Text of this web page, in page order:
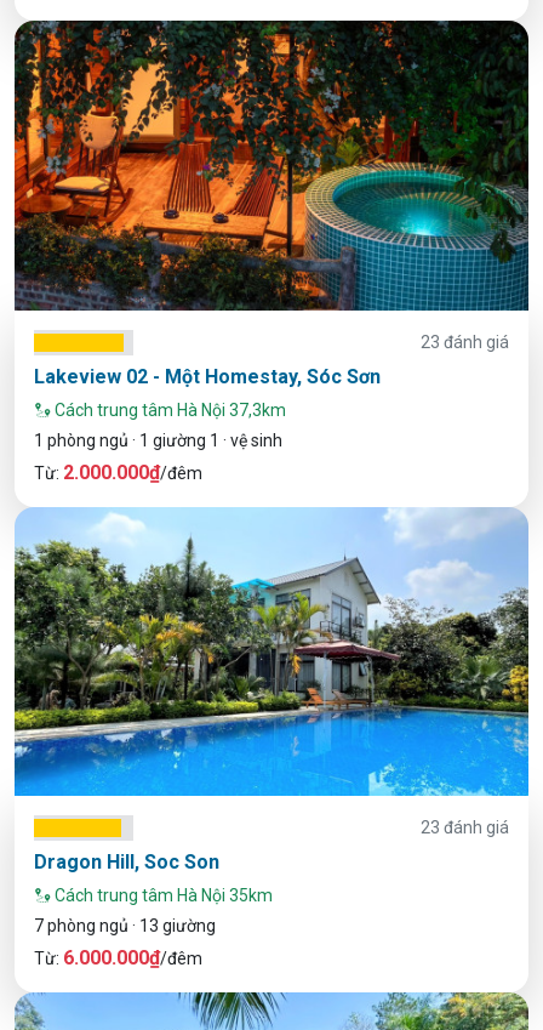
23 đánh giá
Lakeview 02 - Một Homestay, Sóc Sơn
Cách trung tâm Hà Nội 37,3km
1 phòng ngủ · 1 giường 1 · vệ sinh
Từ: 2.000.000₫/đêm
23 đánh giá
Dragon Hill, Soc Son
Cách trung tâm Hà Nội 35km
7 phòng ngủ · 13 giường
Từ: 6.000.000₫/đêm